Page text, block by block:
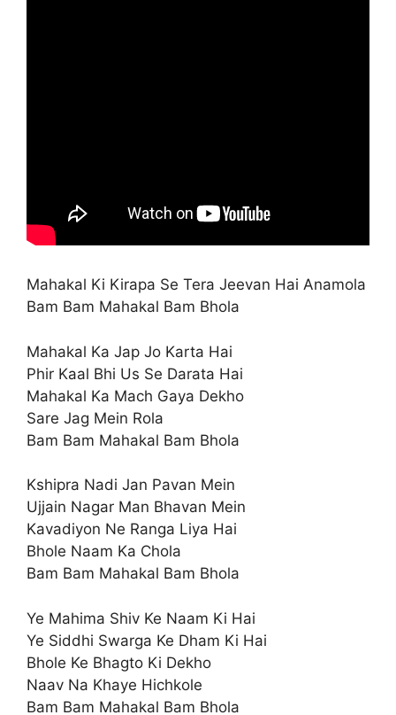
Mahakal Ki Kirapa Se Tera Jeevan Hai Anamola
Bam Bam Mahakal Bam Bhola
Mahakal Ka Jap Jo Karta Hai
Phir Kaal Bhi Us Se Darata Hai
Mahakal Ka Mach Gaya Dekho
Sare Jag Mein Rola
Bam Bam Mahakal Bam Bhola
Kshipra Nadi Jan Pavan Mein
Ujjain Nagar Man Bhavan Mein
Kavadiyon Ne Ranga Liya Hai
Bhole Naam Ka Chola
Bam Bam Mahakal Bam Bhola
Ye Mahima Shiv Ke Naam Ki Hai
Ye Siddhi Swarga Ke Dham Ki Hai
Bhole Ke Bhagto Ki Dekho
Naav Na Khaye Hichkole
Bam Bam Mahakal Bam Bhola